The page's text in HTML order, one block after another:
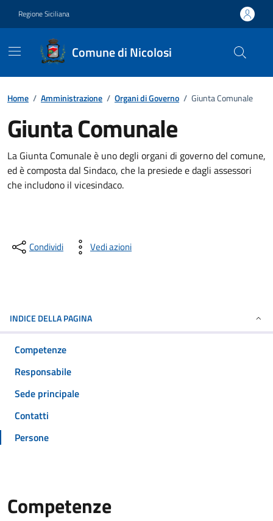
Regione Siciliana
Comune di Nicolosi
Home / Amministrazione / Organi di Governo / Giunta Comunale
Giunta Comunale
La Giunta Comunale è uno degli organi di governo del comune,
ed è composta dal Sindaco, che la presiede e dagli assessori
che includono il vicesindaco.
Condividi Vedi azioni
INDICE DELLA PAGINA
Competenze
Responsabile
Sede principale
Contatti
Persone
Competenze